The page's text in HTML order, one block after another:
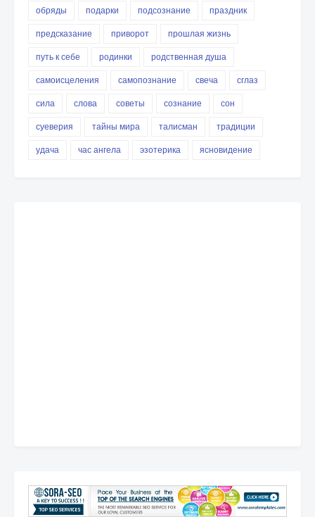
обряды
подарки подсознание
праздник
предсказание
приворот
прошлая жизнь
путь к себе
родинки
родственная душа
самоисцеления
самопознание свеча
сглаз
сила
слова советы сознание
сон
суеверия
тайны мира талисман
традиции
удача
час ангела эзотерика ясновидение